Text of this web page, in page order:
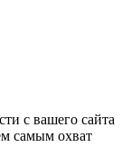
с вашего сайта
самым охват